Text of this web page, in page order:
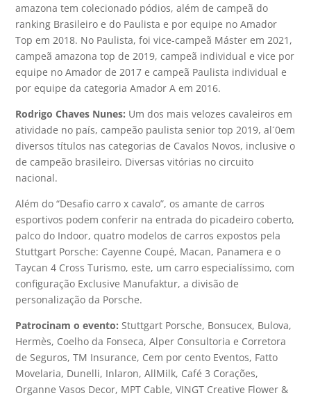
amazona tem colecionado pódios, além de campeã do
ranking Brasileiro e do Paulista e por equipe no Amador
Top em 2018. No Paulista, foi vice-campeã Máster em 2021,
campeã amazona top de 2019, campeã individual e vice por
equipe no Amador de 2017 e campeã Paulista individual e
por equipe da categoria Amador A em 2016.
Rodrigo Chaves Nunes: Um dos mais velozes cavaleiros em
atividade no país, campeão paulista senior top 2019, al´0em
diversos títulos nas categorias de Cavalos Novos, inclusive o
de campeão brasileiro. Diversas vitórias no circuito
nacional.
Além do “Desafio carro x cavalo”, os amante de carros
esportivos podem conferir na entrada do picadeiro coberto,
palco do Indoor, quatro modelos de carros expostos pela
Stuttgart Porsche: Cayenne Coupé, Macan, Panamera e o
Taycan 4 Cross Turismo, este, um carro especialíssimo, com
configuração Exclusive Manufaktur, a divisão de
personalização da Porsche.
Patrocinam o evento:Stuttgart Porsche, Bonsucex, Bulova,
Hermès, Coelho da Fonseca, Alper Consultoria e Corretora
de Seguros, TM Insurance, Cem por cento Eventos, Fatto
Movelaria, Dunelli, Inlaron, AllMilk, Café 3 Corações,
Organne Vasos Decor, MPT Cable, VINGT Creative Flower &